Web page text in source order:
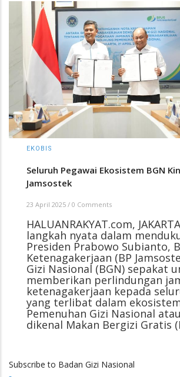
EKOBIS
Seluruh Pegawai Ekosistem BGN
Jamsostek
23 April 2025 / 0 Comments
HALUANRAKYAT.com,
langkah nyata dalam
Presiden Prabowo Subianto,
Ketenagakerjaan (BP
Gizi Nasional (BGN) sepakat
memberikan perlindungan
ketenagakerjaan kepada
yang terlibat dalam
Pemenuhan Gizi Nasional
dikenal Makan Bergizi Gratis
Subscribe to Badan Gizi Nasional